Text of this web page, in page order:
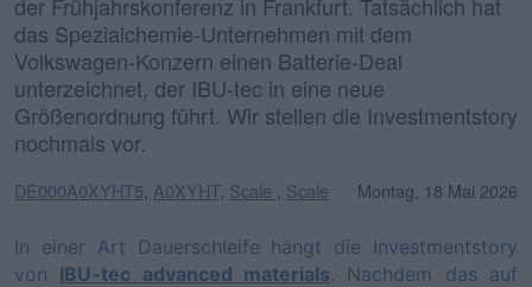
das Spezialchemie-Unternehmen mit dem
Volkswagen-Konzern einen Batterie-Deal
unterzeichnet, der IBU-tec in eine neue
Größenordnung führt. Wir stellen die Investmentstory
nochmals vor.
DE000A0XYHT5 A0XYHT Scale Scale Montag, 18 Mai 2026
In einer Art Dauerschleife hängt die Investmentstory
von IBU-tec advanced materials. Nachdem das auf